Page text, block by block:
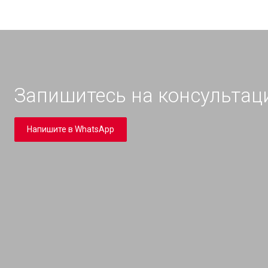
Запишитесь на
Напишите в WhatsApp